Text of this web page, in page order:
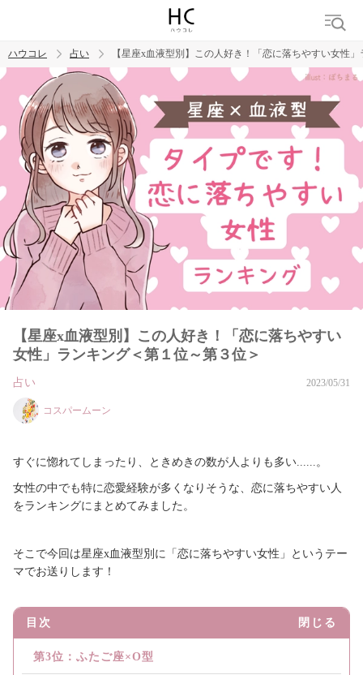
トレンド ワード
ハウコレ 占い 【星座x血液型別】この人好き！「恋に落ちやすい女性
【星座x血液型別】この人好き！「恋に落ちやすい
女性」ランキング＜第１位～第３位＞
占い 2023/05/31
コスパームーン
すぐに惚れてしまったり、ときめきの数が人よりも多い......。
女性の中でも特に恋愛経験が多くなりそうな、恋に落ちやすい人
をランキングにまとめてみました。
そこで今回は星座x血液型別に「恋に落ちやすい女性」というテー
マでお送りします！
目次 閉じる
第3位：ふたご座×O型